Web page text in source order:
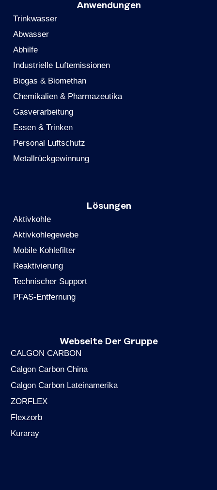
Anwendungen
Trinkwasser
Abwasser
Abhilfe
Industrielle Luftemissionen
Biogas & Biomethan
Chemikalien & Pharmazeutika
Gasverarbeitung
Essen & Trinken
Personal Luftschutz
Metallrückgewinnung
Lösungen
Aktivkohle
Aktivkohlegewebe
Mobile Kohlefilter
Reaktivierung
Technischer Support
PFAS-Entfernung
Webseite Der Gruppe
CALGON CARBON
Calgon Carbon China
Calgon Carbon Lateinamerika
ZORFLEX
Flexzorb
Kuraray